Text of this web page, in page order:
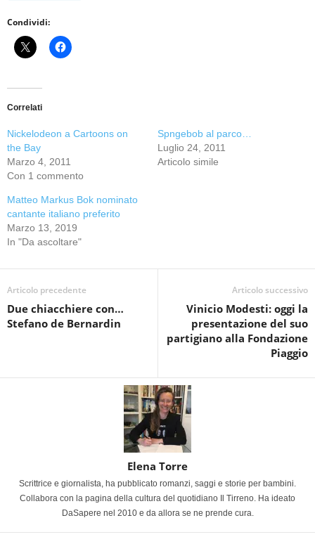
Condividi:
Correlati
Nickelodeon a Cartoons on
the Bay
Marzo 4, 2011
Con 1 commento
Spngebob al parco…
Luglio 24, 2011
Articolo simile
Matteo Markus Bok nominato
cantante italiano preferito
Marzo 13, 2019
In "Da ascoltare"
Articolo precedente
Due chiacchiere con…
Stefano de Bernardin
Articolo successivo
Vinicio Modesti: oggi la
presentazione del suo
partigiano alla Fondazione
Piaggio
Elena Torre
Scrittrice e giornalista, ha pubblicato romanzi, saggi e storie per bambini.
Collabora con la pagina della cultura del quotidiano Il Tirreno. Ha ideato
DaSapere nel 2010 e da allora se ne prende cura.